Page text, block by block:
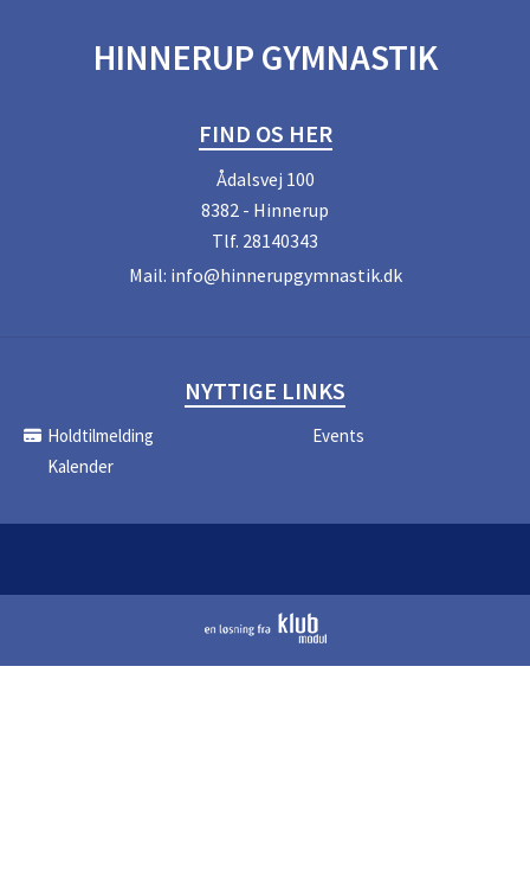
HINNERUP GYMNASTIK
FIND OS HER
Ådalsvej 100
8382 - Hinnerup
Tlf. 28140343
Mail: info@hinnerupgymnastik.dk
NYTTIGE LINKS
Holdtilmelding
Events
Kalender